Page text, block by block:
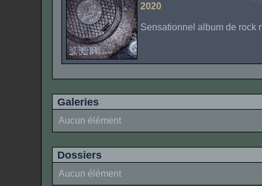
2020
Sensationnel album de rock
Galeries
Aucun élément
Dossiers
Aucun élément